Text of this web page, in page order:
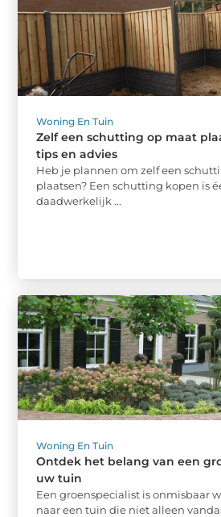
Woning En Tuin
Zelf een schutting op maat
tips en advies
Heb je plannen om zelf een
plaatsen? Een schutting kopen is
daadwerkelijk ...
Woning En Tuin
Ontdek het belang van een
uw tuin
Een groenspecialist is onmisbaar
naar een tuin die niet alleen